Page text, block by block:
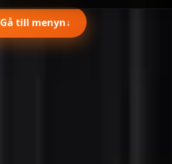
Gå till menyn↓